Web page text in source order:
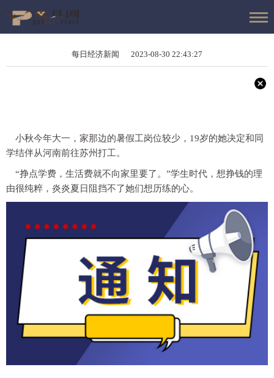
每日经济新闻 2023-08-30 22:43:27
小秋今年大一，家那边的暑假工岗位较少，19岁的她决定和同
学结伴从河南前往苏州打工。
“挣点学费，生活费就不向家里要了。”学生时代，想挣钱的理
由很纯粹，炎炎夏日阻挡不了她们想历练的心。